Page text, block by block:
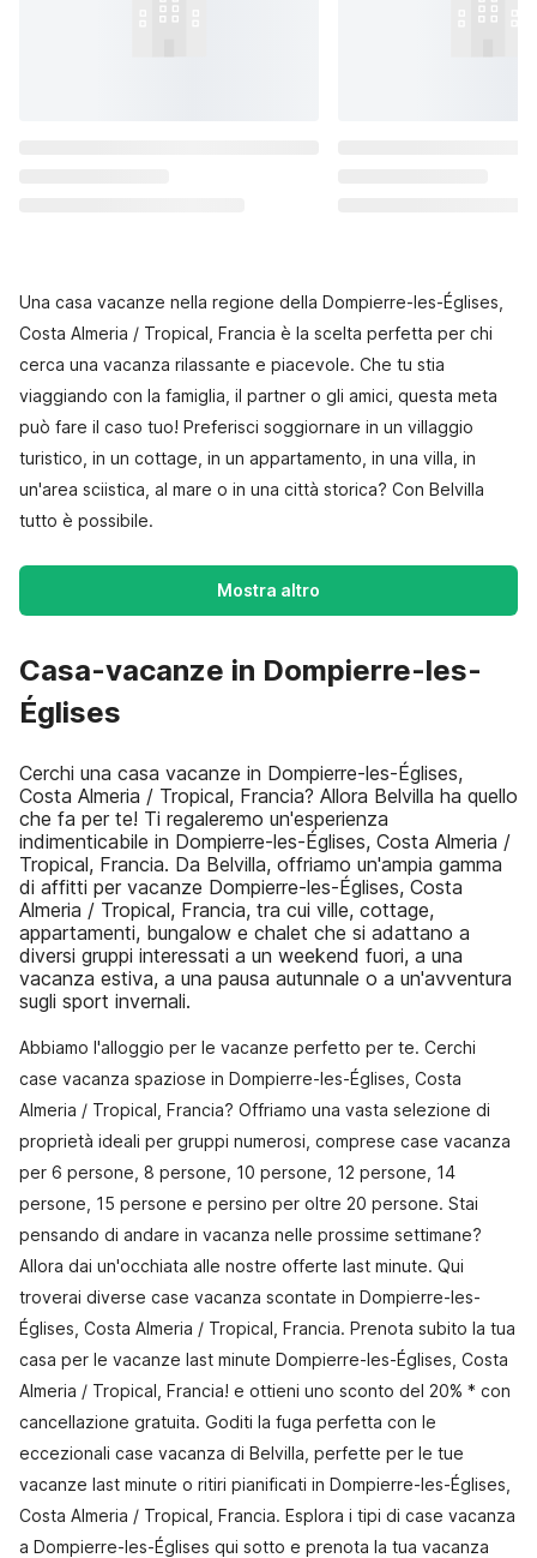
Una casa vacanze nella regione della Dompierre-les-Églises,
Costa Almeria / Tropical, Francia è la scelta perfetta per chi
cerca una vacanza rilassante e piacevole. Che tu stia
viaggiando con la famiglia, il partner o gli amici, questa meta
può fare il caso tuo! Preferisci soggiornare in un villaggio
turistico, in un cottage, in un appartamento, in una villa, in
un'area sciistica, al mare o in una città storica? Con Belvilla
tutto è possibile.
Mostra altro
Casa-vacanze in Dompierre-les-
Églises
Cerchi una casa vacanze in Dompierre-les-Églises,
Costa Almeria / Tropical, Francia? Allora Belvilla ha quello
che fa per te! Ti regaleremo un'esperienza
indimenticabile in Dompierre-les-Églises, Costa Almeria /
Tropical, Francia. Da Belvilla, offriamo un'ampia gamma
di affitti per vacanze Dompierre-les-Églises, Costa
Almeria / Tropical, Francia, tra cui ville, cottage,
appartamenti, bungalow e chalet che si adattano a
diversi gruppi interessati a un weekend fuori, a una
vacanza estiva, a una pausa autunnale o a un'avventura
sugli sport invernali.
Abbiamo l'alloggio per le vacanze perfetto per te. Cerchi
case vacanza spaziose in Dompierre-les-Églises, Costa
Almeria / Tropical, Francia? Offriamo una vasta selezione di
proprietà ideali per gruppi numerosi, comprese case vacanza
per 6 persone, 8 persone, 10 persone, 12 persone, 14
persone, 15 persone e persino per oltre 20 persone. Stai
pensando di andare in vacanza nelle prossime settimane?
Allora dai un'occhiata alle nostre offerte last minute. Qui
troverai diverse case vacanza scontate in Dompierre-les-
Églises, Costa Almeria / Tropical, Francia. Prenota subito la tua
casa per le vacanze last minute Dompierre-les-Églises, Costa
Almeria / Tropical, Francia! e ottieni uno sconto del 20% * con
cancellazione gratuita. Goditi la fuga perfetta con le
eccezionali case vacanza di Belvilla, perfette per le tue
vacanze last minute o ritiri pianificati in Dompierre-les-Églises,
Costa Almeria / Tropical, Francia. Esplora i tipi di case vacanza
a Dompierre-les-Églises qui sotto e prenota la tua vacanza